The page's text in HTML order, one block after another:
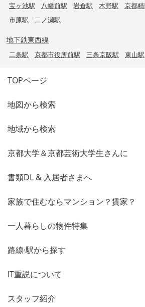
宝ヶ池駅 八幡前駅 岩倉駅 木野駅 京都
市原駅
二ノ瀬駅
地下鉄東西線
二条駅 京都市役所前駅 三条京阪駅 東山駅
TOPページ
地図から検索
地域から検索
京都大学＆京都芸術大学生さんに
書類DL & 入居者さまへ
家族で住むならマンション？賃家？
一人暮らしの物件特集
路線·駅から探す
IT重説について
スタッフ紹介